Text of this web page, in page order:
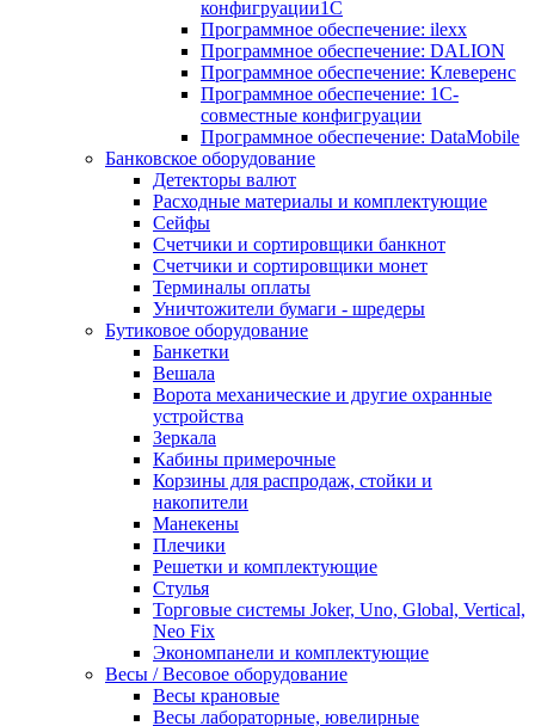
конфигруации1С
Программное обеспечение: ilexx
Программное обеспечение: DALION
Программное обеспечение: Клеверенс
Программное обеспечение: 1С-
совместные конфигруации
Программное обеспечение: DataMobile
Банковское оборудование
Детекторы валют
Расходные материалы и комплектующие
Сейфы
Счетчики и сортировщики банкнот
Счетчики и сортировщики монет
Терминалы оплаты
Уничтожители бумаги - шредеры
Бутиковое оборудование
Банкетки
Вешала
Ворота механические и другие охранные
устройства
Зеркала
Кабины примерочные
Корзины для распродаж, стойки и
накопители
Манекены
Плечики
Решетки и комплектующие
Стулья
Торговые системы Joker, Uno, Global, Vertical,
Neo Fix
Экономпанели и комплектующие
Весы / Весовое оборудование
Весы крановые
Весы лабораторные, ювелирные